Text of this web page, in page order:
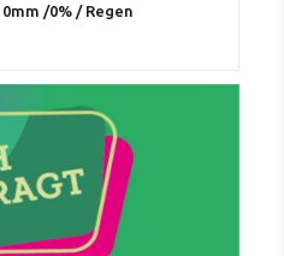
0mm /0%/ Regen